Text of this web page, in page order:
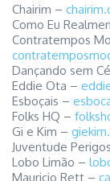
Chairim –
Como Eu
Contratempos
Dançando sem
Eddie Ota –
Esboçais –
Folks HQ –
Gi e Kim –
Juventude
Lobo Limão –
Mauricio Rett –